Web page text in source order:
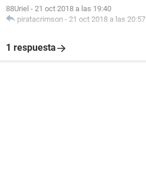
88Uriel - 21 oct 2018 a las 19:40
piratacrimson - 21 oct 2018 a las 20:57
1 respuesta